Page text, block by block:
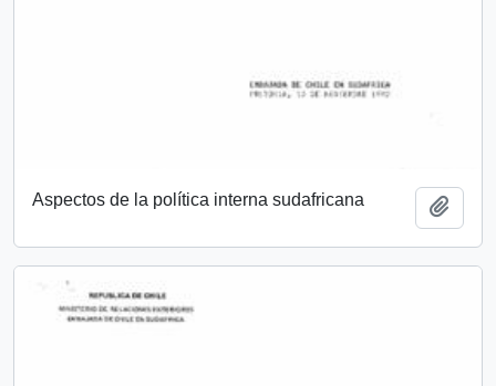
Aspectos de la política interna sudafricana